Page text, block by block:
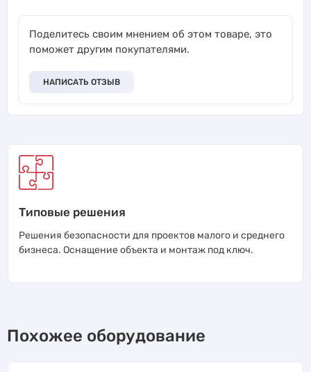
Поделитесь своим мнением об этом товаре, это
поможет другим покупателями.
НАПИСАТЬ ОТЗЫВ
Типовые решения
Решения безопасности для проектов малого и среднего
бизнеса. Оснащение объекта и монтаж под ключ.
Похожее оборудование